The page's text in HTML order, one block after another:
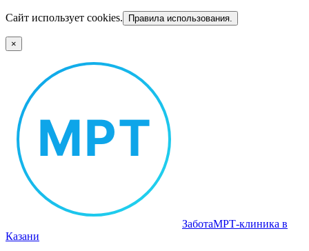
Сайт использует cookies. Правила использования.
×
ЗаботаМРТ‑клиника в
Казани